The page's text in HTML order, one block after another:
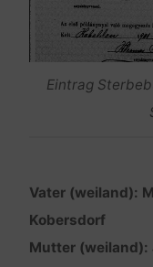
Eintrag
Vater (weiland):
Kobersdorf
Mutter (weiland):